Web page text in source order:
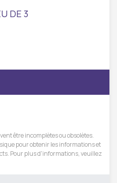
DE 3
être incomplètes ou obsolètes.
pour obtenir les informations et
Pour plus d'informations, veuillez